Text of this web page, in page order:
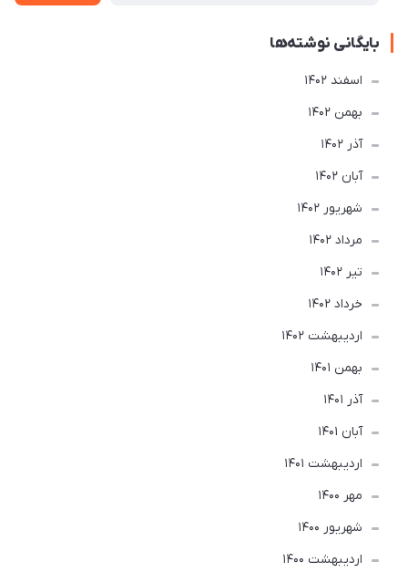
بایگانی نوشته‌ها
اسفند 1402
بهمن 1402
آذر 1402
آبان 1402
شهریور 1402
مرداد 1402
تير 1402
خرداد 1402
ارديبهشت 1402
بهمن 1401
آذر 1401
آبان 1401
ارديبهشت 1401
مهر 1400
شهریور 1400
ارديبهشت 1400